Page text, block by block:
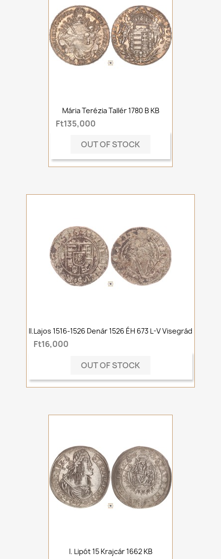
Mária Terézia Tallér 1780 B KB
Ft135,000
OUT OF STOCK
II.Lajos 1516-1526 Denár 1526 ÉH 673 L-V Visegrád
Ft16,000
OUT OF STOCK
I. Lipót 15 Krajcár 1662 KB